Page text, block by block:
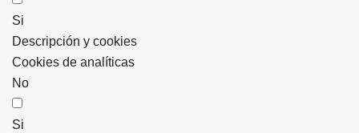
Si
Descripción y cookies
Cookies de analíticas
No
Si